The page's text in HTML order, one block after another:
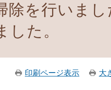
除を行いま
した。
印刷ページ表示 大